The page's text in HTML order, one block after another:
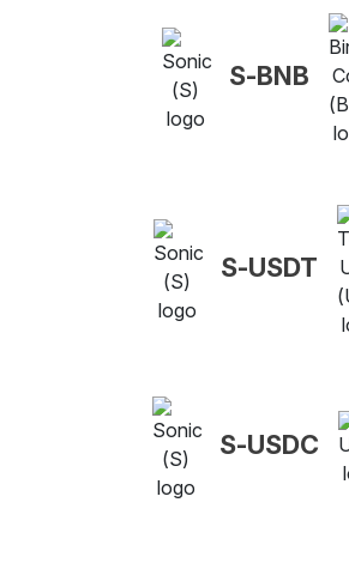
S-BNB
S-USDT
S-USDC